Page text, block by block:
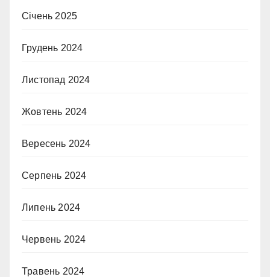
Січень 2025
Грудень 2024
Листопад 2024
Жовтень 2024
Вересень 2024
Серпень 2024
Липень 2024
Червень 2024
Травень 2024